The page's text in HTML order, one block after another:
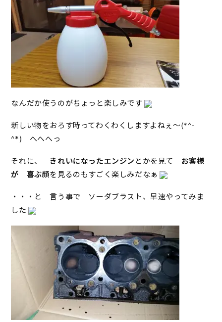
なんだか使うのがちょっと楽しみです
新しい物をおろす時ってわくわくしますよねぇ～(*^-
^*) へへへっ
それに、 きれいになったエンジン とかを見て お客様
が 喜ぶ顔を見るのもすごく楽しみだなぁ
・・・と 言う事で ソーダブラスト、早速やってみま
した